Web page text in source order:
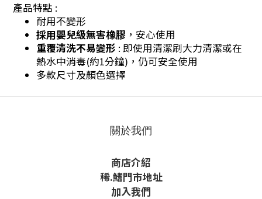
產品特點 :
耐用不變形
採用嬰兒級無害橡膠 ，安心使用
重覆清洗不易變形 : 即使用清潔刷大力清潔或在
熱水中消毒(約1分鐘)，仍可安全使用
多款尺寸及顏色選擇
關於我們
商店介紹
稀.鰭門市地址
加入我們